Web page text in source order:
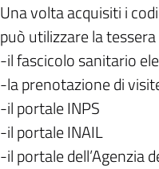
Una volta acquisiti i
può utilizzare la
-il fascicolo sanitario
-la prenotazione di
-il portale INPS
-il portale INAIL
-il portale dell’Agenzia